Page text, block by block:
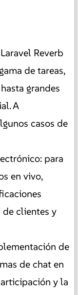
Reverb
de tareas,
grandes
A
casos de
para
en vivo,
clientes y
de
de chat en
y la